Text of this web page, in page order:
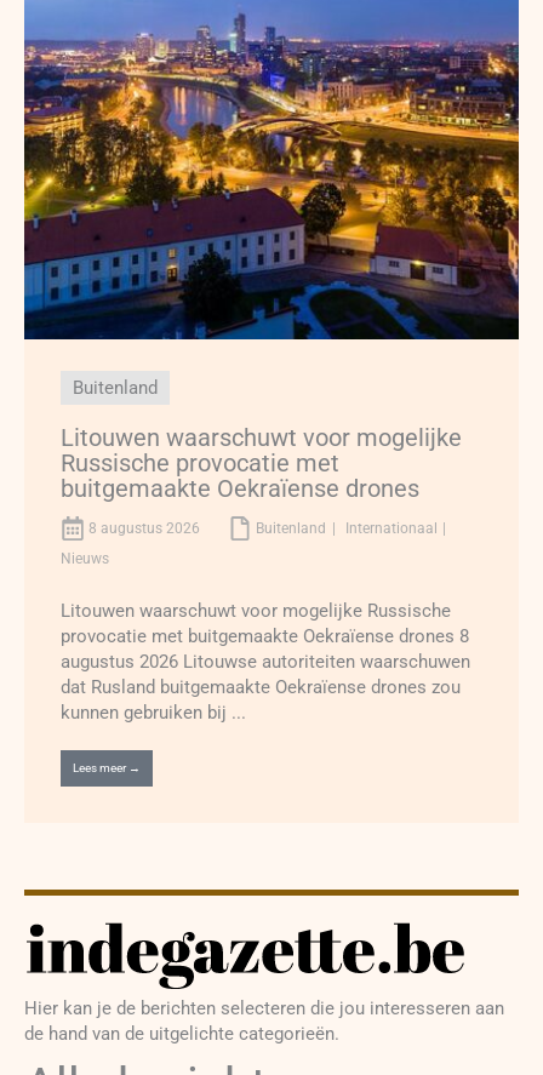
Buitenland
Litouwen waarschuwt voor mogelijke
Russische provocatie met
buitgemaakte Oekraïense drones
8 augustus 2026 Buitenland
Internationaal
Nieuws
Litouwen waarschuwt voor mogelijke Russische
provocatie met buitgemaakte Oekraïense drones 8
augustus 2026 Litouwse autoriteiten waarschuwen
dat Rusland buitgemaakte Oekraïense drones zou
kunnen gebruiken bij ...
Lees meer →
Hier kan je de berichten selecteren die jou interesseren aan
de hand van de uitgelichte categorieën.